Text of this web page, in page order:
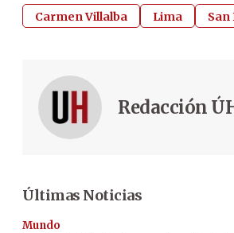
Carmen Villalba Lima San
Redacción
Últimas Noticias
Mundo